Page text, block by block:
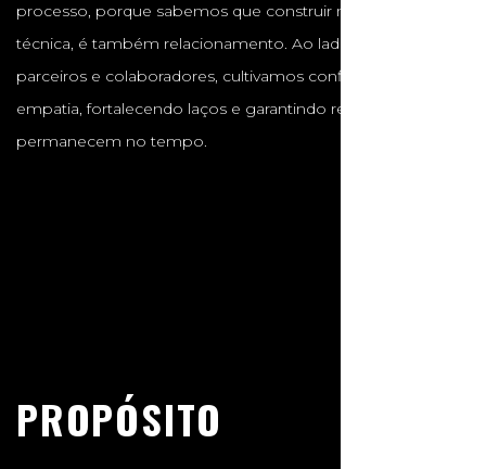
processo, porque sabemos que construir não é apenas
técnica, é também relacionamento. Ao lado de clientes,
parceiros e colaboradores, cultivamos confiança, respeito e
empatia, fortalecendo laços e garantindo resultados que
permanecem no tempo.
PROPÓSITO